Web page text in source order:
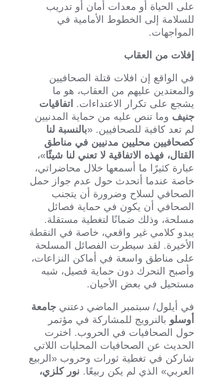
على الحياة أو معدات أمان أو تدريب
للسلامة إلى الخطوط الأمامية في
المواجهات.
إفلات من العقاب
في الواقع إن افلات قتلة الصحافيين
والمعتدين عليهم من العقاب، هو ما
يشجع على تكرار الاعتداءات. اتفاقيات
جنيف وما تنص عليه من حماية المدنيين
لم تعد كافية للصحافيين. «بالنسبة لنا
كصحافيين محليين مدنيين في مناطق
القتال، فهذه الاتفاقية لا تعني لنا شيئًا»،
عبارة كثيرًا ما أسمعها خلال محاضراتي،
خاصة عندما أتحدث حول عدم جواز حمل
الصحافي لسلاح وضرورة أن يتجنب
الصحافي أن يكون في حماية فصائل
مسلحة، وذلك ضمانًا لتغطية مستقلة.
يبدو كلامي غير واقعي، خاصة في النقطة
الأخيرة. لقد سيطرت الفصائل المسلحة
على مناطق واسعة في أماكن النزاعات،
وأصبح التحرك دون حماية فصيل، شبه
مستحيل في بعض الأحيان.
في أيلول/ سبتمبر الماضي دعتني جامعة
أوسلو بالنرويج للمشاركة في مؤتمر
حول الصحافيات في الحروب. اخترت
الحديث عن الصحافيات المحليات اللاتي
شاركن في تغطية ثورات وحروب «الربيع
العربي» الذي لم يكن ربيعًا. نور كلزي،